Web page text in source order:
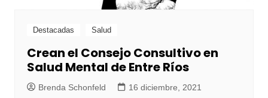
Destacadas Salud
Crean el Consejo Consultivo en
Salud Mental de Entre Ríos
Brenda Schonfeld 16 diciembre, 2021